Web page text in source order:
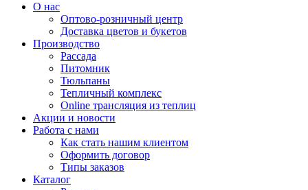
О нас
Оптово-розничный центр
Доставка цветов и букетов
Производство
Рассада
Питомник
Тюльпаны
Тепличный комплекс
Online трансляция из теплиц
Акции и новости
Работа с нами
Как стать нашим клиентом
Оформить договор
Типы заказов
Каталог